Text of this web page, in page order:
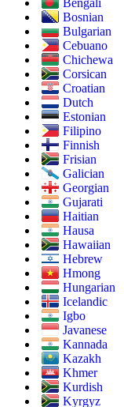
Bosnian
Bulgarian
Cebuano
Chichewa
Corsican
Croatian
Dutch
Estonian
Filipino
Finnish
Frisian
Galician
Georgian
Gujarati
Haitian
Hausa
Hawaiian
Hebrew
Hmong
Hungarian
Icelandic
Igbo
Javanese
Kannada
Kazakh
Khmer
Kurdish
Kyrgyz